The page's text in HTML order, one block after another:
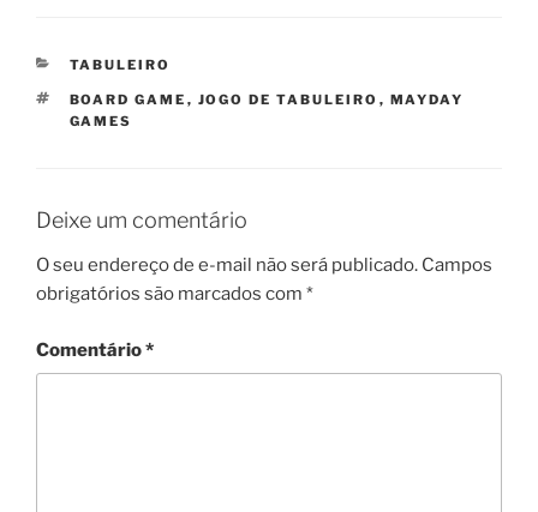
CATEGORIAS
TABULEIRO
TAGS
BOARD GAME , JOGO DE TABULEIRO , MAYDAY
GAMES
Deixe um comentário
O seu endereço de e-mail não será publicado. Campos
obrigatórios são marcados com *
Comentário*